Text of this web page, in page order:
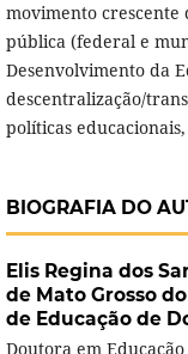
movimento crescente
pública (federal e
Desenvolvimento da
descentralização/
políticas
BIOGRAFIA DO
Elis Regina dos
de Mato Grosso
de Educação de
Doutora em